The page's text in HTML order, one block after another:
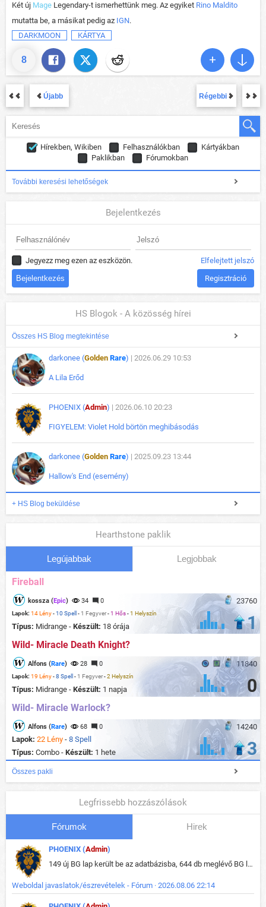
8
Két új Mage Legendary-t ismerhettünk meg. Az egyiket Rino Maldito
mutatta be, a másikat pedig az IGN.
DARKMOON
KÁRTYA
Újabb Régebbi
Hírekben, Wikiben Felhasználókban
Kártyákban
Paklikban
Fórumokban
További keresési lehetőségek
Bejelentkezés
Jegyezz meg ezen az eszközön. Elfelejtett jelszó
Regisztráció
HS Blogok - A közösség hírei
Összes HS Blog megtekintése
darkonee (Golden Rare) | 2026.06.29 10:53
A Lila Erőd
PHOENIX (Admin) | 2026.06.10 20:23
FIGYELEM: Violet Hold börtön meghibásodás
darkonee (Golden Rare) | 2025.09.23 13:44
Hallow's End (esemény)
+ HS Blog beküldése
Hearthstone paklik
Legújabbak Legjobbak
Fireball
23760
kossza (Epic) 34 0
Lapok: 14 Lény-10 Spell - 1 Fegyver-1 Hős-1 Helyszín
Típus: Midrange - Készült: 18 órája 1
Wild- Miracle Death Knight?
11840
Alfons (Rare) 28 0
Lapok: 19 Lény-8 Spell - 1 Fegyver-2 Helyszín
Típus: Midrange - Készült: 1 napja 0
Wild- Miracle Warlock?
14240
Alfons (Rare) 68 0
Lapok: 22 Lény - 8 Spell
Típus: Combo - Készült: 1 hete 3
Összes pakli
Legfrissebb hozzászólások
Fórumok Hirek
PHOENIX (Admin)
149 új BG lap került be az adatbázisba, 644 db meglévő BG lap módosult, bekerültek az új képek a megváltozott lapokhoz is.
Weboldal javaslatok/észrevételek - Fórum · 2026.08.06 22:14